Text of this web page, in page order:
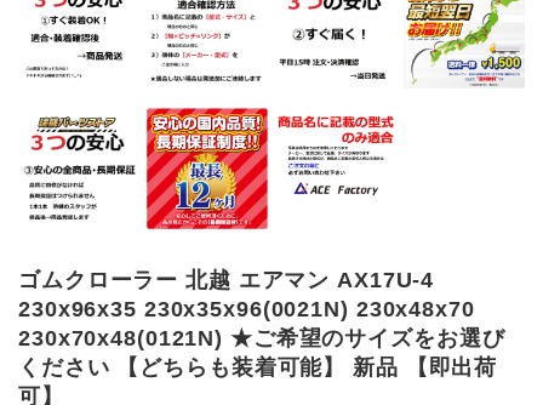
ゴムクローラー 北越 エアマン AX17U-4
230x96x35 230x35x96(0021N) 230x48x70
230x70x48(0121N) ★ご希望のサイズをお選び
ください 【どちらも装着可能】 新品 【即出荷
可】